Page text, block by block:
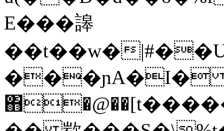
E���䜂
��t��w�